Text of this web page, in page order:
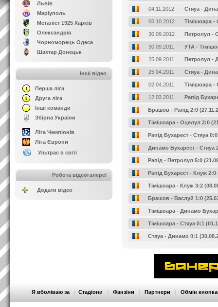
Львів
Маріуполь
Металіст 1925 Харків
Олександрія
Чорноморець Одеса
Шахтар Донецьк
Інші відео
Перша ліга
Друга ліга
Інші команди
Збірна України
Ліга Чемпіонів
Ліга Європи
Ультрас в світі
Робота відеогалереї
Додати відео
04.11.2012 Стяуа -
06.10.2012 Тімішоара -
30.09.2012 Петролул -
30.09.2011 УТА -
25.09.2011 Петролул -
25.04.2011 Стяуа -
02.04.2011 Тімішоара -
12.03.2011 Рапід
Брашов - Рапід 2:0
Тімішоара - Оцелул 2:0
Рапід Бухарест - Стяуа
Динамо Бухарест - Стяуа
Рапід - Петролул 5:0
Рапід Бухарест - Клуж 2:0
Тімішоара - Клуж 3:2
Брашов - Васлуй 1:0
Тімішоара - Динамо
Тімішоара - Стяуа 0:1
Стяуа - Динамо 0:1
Я вболіваю за | Стадіони | Фанзіни | Партнери | Обмін